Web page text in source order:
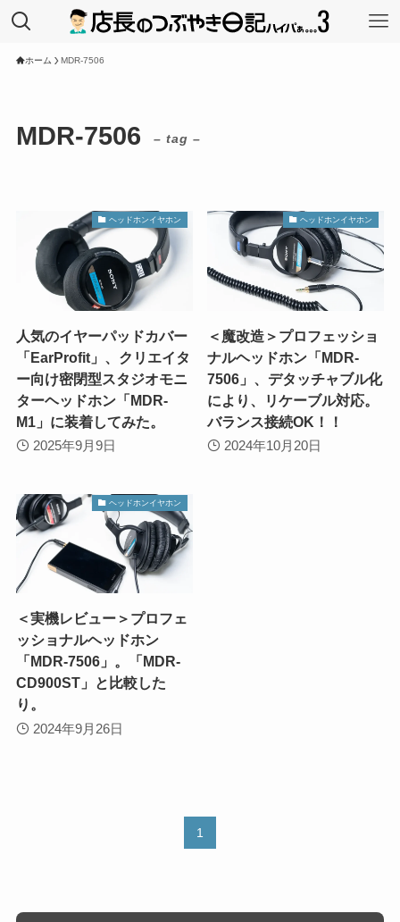
ホーム MDR-7506
MDR-7506 – tag –
ヘッドホンイヤホン
人気のイヤーパッドカバー
「EarProfit」、クリエイタ
ー向け密閉型スタジオモニ
ターヘッドホン「MDR-
M1」に装着してみた。
2025年9月9日
ヘッドホンイヤホン
＜魔改造＞プロフェッショ
ナルヘッドホン「MDR-
7506」、デタッチャブル化
により、リケーブル対応。
バランス接続OK！！
2024年10月20日
ヘッドホンイヤホン
＜実機レビュー＞プロフェ
ッショナルヘッドホン
「MDR-7506」。「MDR-
CD900ST」と比較した
り。
2024年9月26日
1